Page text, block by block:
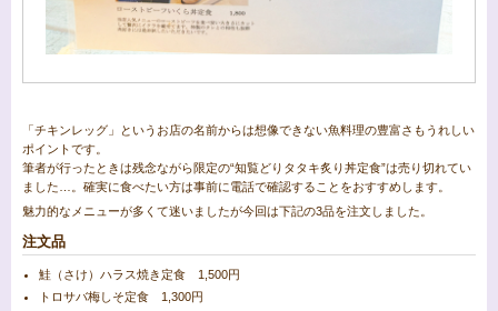
「チキンレッグ」というお店の名前からは想像できない魚料理の豊富さもうれしい
ポイントです。
筆者が行ったときは残念ながら限定の“知覧どりタタキ炙り丼定食”は売り切れてい
ました…。確実に食べたい方は事前に電話で確認することをおすすめします。
魅力的なメニューが多くて迷いましたが今回は下記の3品を注文しました。
注文品
鮭（さけ）ハラス焼き定食 1,500円
トロサバ梅しそ定食 1,300円